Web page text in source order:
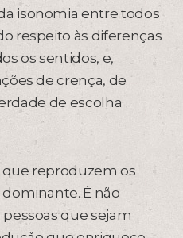
isonomia entre todos
respeito às diferenças
os sentidos, e,
de crença, de
de escolha
que reproduzem os
É não
que sejam